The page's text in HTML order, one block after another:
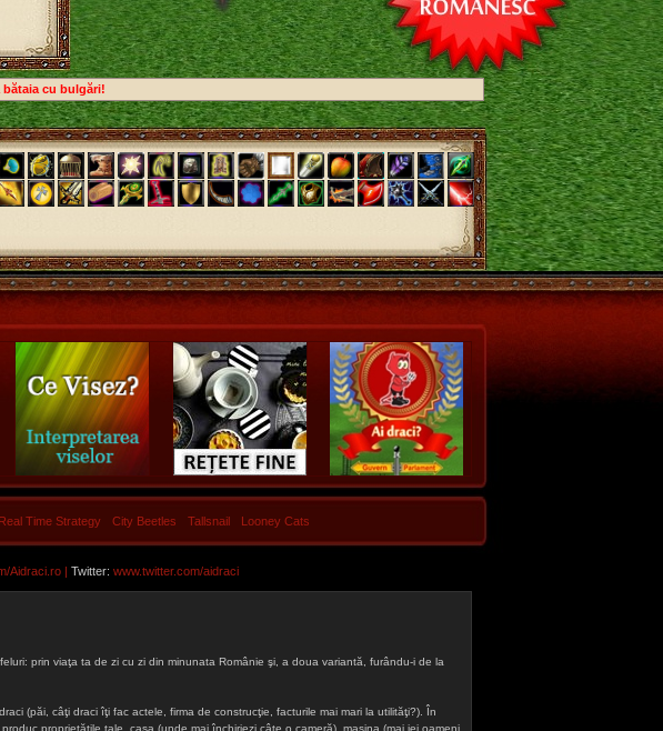
bătaia cu bulgări!
Time Strategy City Beetles Tallsnail Looney Cats
Aidraci.ro| Twitter: www.twitter.com/aidraci
prin viaţa ta de zi cu zi din minunata Românie şi, a doua variantă, furându-i de la
(păi, câţi draci îţi fac actele, firma de construcţie, facturile mai mari la utilităţi?). În
proprietăţile tale, casa (unde mai închiriezi câte o cameră), maşina (mai iei oameni